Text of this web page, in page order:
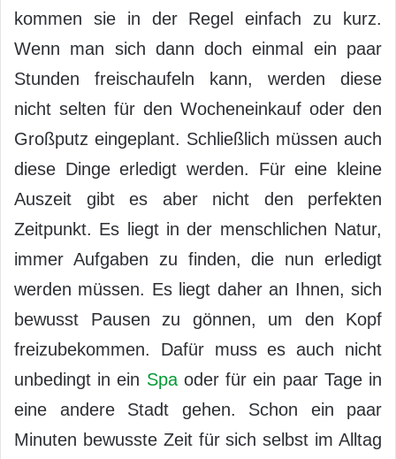
kommen sie in der Regel einfach zu kurz.
Wenn man sich dann doch einmal ein paar
Stunden freischaufeln kann, werden diese
nicht selten für den Wocheneinkauf oder den
Großputz eingeplant. Schließlich müssen auch
diese Dinge erledigt werden. Für eine kleine
Auszeit gibt es aber nicht den perfekten
Zeitpunkt. Es liegt in der menschlichen Natur,
immer Aufgaben zu finden, die nun erledigt
werden müssen. Es liegt daher an Ihnen, sich
bewusst Pausen zu gönnen, um den Kopf
freizubekommen. Dafür muss es auch nicht
unbedingt in ein Spaoder für ein paar Tage in
eine andere Stadt gehen. Schon ein paar
Minuten bewusste Zeit für sich selbst im Alltag